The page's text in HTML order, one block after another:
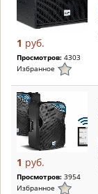
1 руб.
Просмотров: 4303
Избранное
1 руб.
Просмотров: 3954
Избранное